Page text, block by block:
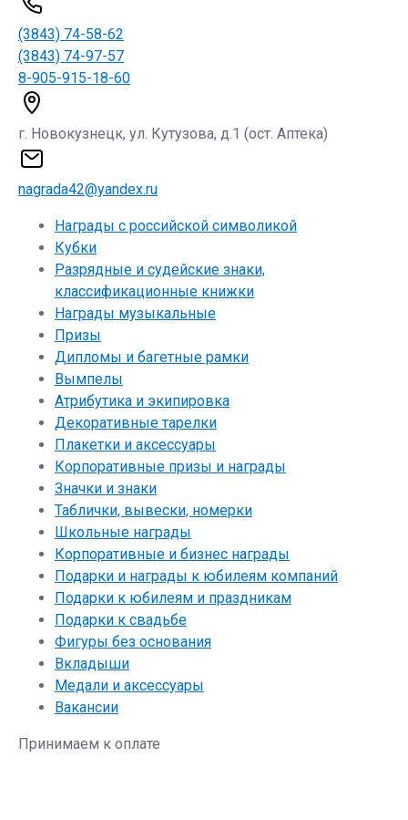
(3843) 74-58-62
(3843) 74-97-57
8-905-915-18-60
г. Новокузнецк, ул. Кутузова, д.1 (ост. Аптека)
nagrada42@yandex.ru
Награды с российской символикой
Кубки
Разрядные и судейские знаки,
классификационные книжки
Награды музыкальные
Призы
Дипломы и багетные рамки
Вымпелы
Атрибутика и экипировка
Декоративные тарелки
Плакетки и аксессуары
Корпоративные призы и награды
Значки и знаки
Таблички, вывески, номерки
Школьные награды
Корпоративные и бизнес награды
Подарки и награды к юбилеям компаний
Подарки к юбилеям и праздникам
Подарки к свадьбе
Фигуры без основания
Вкладыши
Медали и аксессуары
Вакансии
Принимаем к оплате